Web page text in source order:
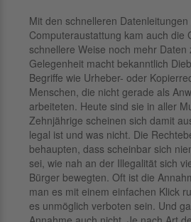
Mit den schnelleren
Computeraustattung kam auch die
schnellere Weise noch mehr Daten
Gelegenheit macht bekanntlich
Begriffe wie Urheber- oder
Menschen, die nicht gerade als
arbeiteten. Heute sind sie in aller
Zehnjährige scheinen sich damit
legal ist und was nicht. Die
behaupten, dass scheinbar sich
sei, wie nah an der Illegalität sich
Bürger bewegten. Oft ist die
man es mit einem einfachen Klick
es unmöglich verboten sein. Und